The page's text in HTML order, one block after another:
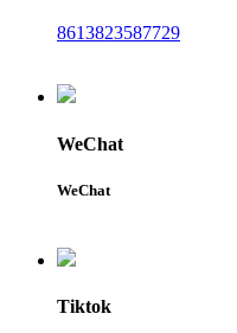
8613823587729
WeChat
WeChat
Tiktok